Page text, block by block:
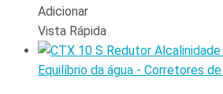
Adicionar
Vista Rápida
Equilíbrio da água - Corretores